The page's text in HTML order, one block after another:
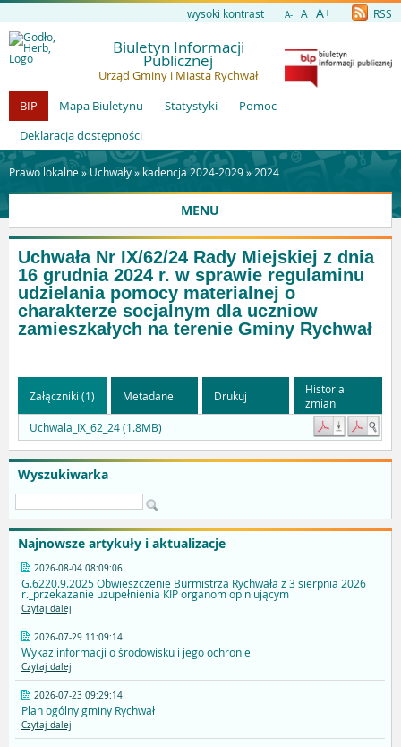
wysoki kontrast A- A A+ RSS
Biuletyn Informacji
Publicznej
Urząd Gminy i Miasta Rychwał
BIP
Mapa Biuletynu Statystyki
Pomoc
Deklaracja dostępności
Prawo lokalne » Uchwały» kadencja 2024-2029» 2024
MENU
Wyszukiwarka
Najnowsze artykuły i aktualizacje
2026-08-04 08:09:06
G.6220.9.2025 Obwieszczenie Burmistrza Rychwała z 3 sierpnia 2026
r._przekazanie uzupełnienia KIP organom opiniującym
Czytaj dalej
2026-07-29 11:09:14
Wykaz informacji o środowisku i jego ochronie
Czytaj dalej
2026-07-23 09:29:14
Plan ogólny gminy Rychwał
Czytaj dalej
Uchwała Nr IX/62/24 Rady Miejskiej z dnia
16 grudnia 2024 r. w sprawie regulaminu
udzielania pomocy materialnej o
charakterze socjalnym dla uczniow
zamieszkałych na terenie Gminy Rychwał
Załączniki (1) Metadane Drukuj
Historia
zmian
Uchwala_IX_62_24 (1.8MB)